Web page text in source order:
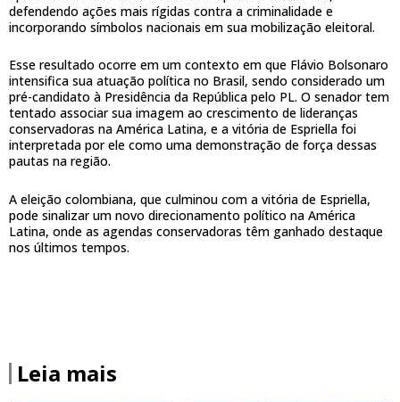
defendendo ações mais rígidas contra a criminalidade e
incorporando símbolos nacionais em sua mobilização eleitoral.
Esse resultado ocorre em um contexto em que Flávio Bolsonaro
intensifica sua atuação política no Brasil, sendo considerado um
pré-candidato à Presidência da República pelo PL. O senador tem
tentado associar sua imagem ao crescimento de lideranças
conservadoras na América Latina, e a vitória de Espriella foi
interpretada por ele como uma demonstração de força dessas
pautas na região.
A eleição colombiana, que culminou com a vitória de Espriella,
pode sinalizar um novo direcionamento político na América
Latina, onde as agendas conservadoras têm ganhado destaque
nos últimos tempos.
Leia mais